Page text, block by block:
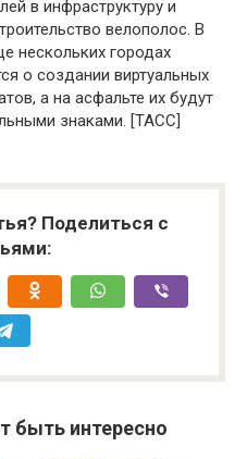
в инфраструктуру и
велополос. В
нескольких городах
о создании виртуальных
а на асфальте их будут
знаками. [ТАСС]
Поделиться с
быть интересно